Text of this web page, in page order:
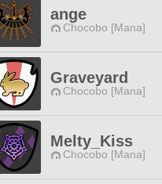
ange
Chocobo [Mana]
Graveyard
Chocobo [Mana]
Melty_Kiss
Chocobo [Mana]